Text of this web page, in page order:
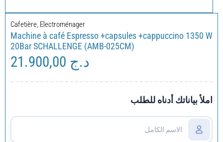
Cafetière Electroménager
Machine à café Espresso +capsules +cappuccino 1350 W
20Bar SCHALLENGE (AMB-025CM)
د.ج
املأ بياناتك أدناه للطلب